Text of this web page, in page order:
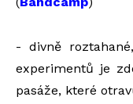
- divně
experimentů je
pasáže, které